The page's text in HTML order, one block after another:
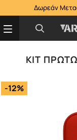
Δωρεάν
ΚΙΤ
-12%